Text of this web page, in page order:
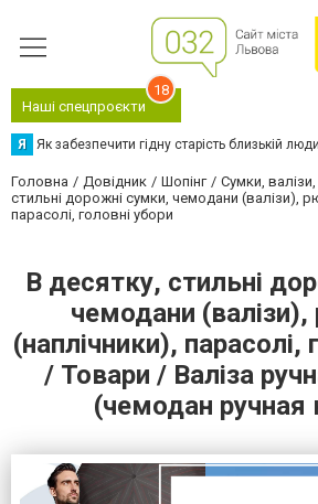
Наші спецпроєкти
18
Я Як забезпечити гідну старість близькій
Головна Довідник Шопінг Сумки, валізи,
стильні дорожні сумки, чемодани (валізи),
парасолі, головні убори
В десятку, стильні
чемодани
(наплічники), парасолі,
/ Товари / Валіза
(чемодан ручная